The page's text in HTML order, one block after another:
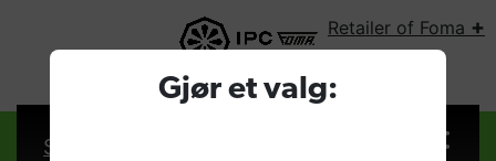
Gjør et valg:
Retailer of Foma +
SELECT COUNTRY:
Sign in